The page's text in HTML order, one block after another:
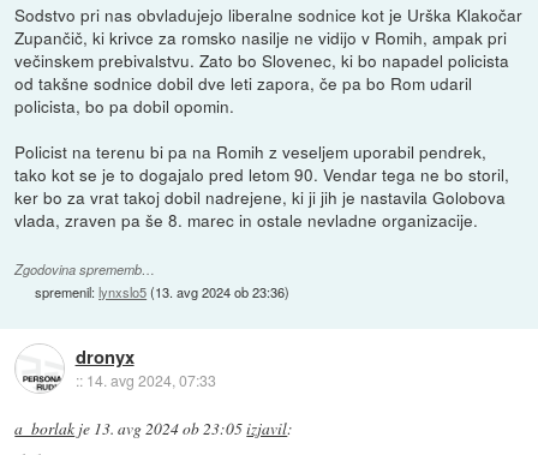
Sodstvo pri nas obvladujejo liberalne sodnice kot je Urška Klakočar
Zupančič, ki krivce za romsko nasilje ne vidijo v Romih, ampak pri
večinskem prebivalstvu. Zato bo Slovenec, ki bo napadel policista
od takšne sodnice dobil dve leti zapora, če pa bo Rom udaril
policista, bo pa dobil opomin.
Policist na terenu bi pa na Romih z veseljem uporabil pendrek,
tako kot se je to dogajalo pred letom 90. Vendar tega ne bo storil,
ker bo za vrat takoj dobil nadrejene, ki ji jih je nastavila Golobova
vlada, zraven pa še 8. marec in ostale nevladne organizacije.
Zgodovina sprememb…
spremenil:lynxslo5(13. avg 2024 ob 23:36)
dronyx
:: 14. avg 2024, 07:33
a_borlak je 13. avg 2024 ob 23:05izjavil: